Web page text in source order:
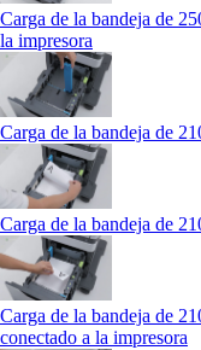
Carga de la bandeja de
la impresora
Carga de la bandeja de
Carga de la bandeja de
Carga de la bandeja de
conectado a la impresora